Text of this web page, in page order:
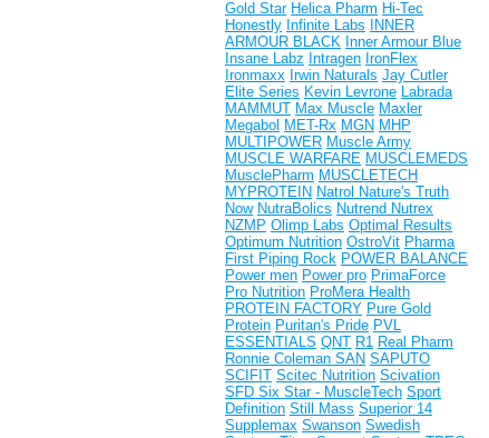
Gold Star Helica Pharm Hi-Tec
Honestly Infinite Labs
INNER
ARMOUR BLACK Inner Armour Blue
Insane Labz Intragen IronFlex
Ironmaxx Irwin Naturals Jay Cutler
Elite Series Kevin Levrone Labrada
MAMMUT Max Muscle Maxler
Megabol MET-Rx MGN MHP
MULTIPOWER Muscle Army
MUSCLE WARFARE MUSCLEMEDS
MusclePharm MUSCLETECH
MYPROTEIN Natrol Nature's Truth
Now NutraBolics Nutrend Nutrex
NZMP Olimp Labs Optimal Results
Optimum Nutrition OstroVit Pharma
First Piping Rock POWER BALANCE
Power men Power pro PrimaForce
Pro Nutrition ProMera Health
PROTEIN FACTORY Pure Gold
Protein Puritan's Pride PVL
ESSENTIALS QNT R1 Real Pharm
Ronnie Coleman SAN SAPUTO
SCIFIT Scitec Nutrition Scivation
SFD Six Star - MuscleTech Sport
Definition Still Mass Superior 14
Supplemax Swanson Swedish